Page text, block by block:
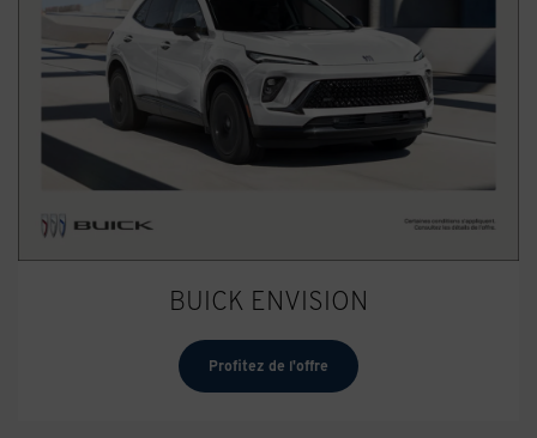
BUICK ENVISION
Profitez de l'offre